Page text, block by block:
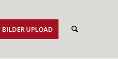
BILDER UPLOAD